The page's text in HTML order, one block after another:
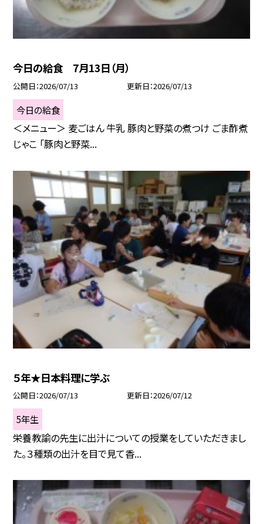
今日の給食 7月13日（月）
公開日 2026/07/13 更新日 2026/07/13
今日の給食
＜メニュー＞ 麦ごはん 牛乳 豚肉と野菜の煮つけ ごま酢煮
じゃこ 「豚肉と野菜...
５年★日本料理に学ぶ
公開日 2026/07/13 更新日 2026/07/12
5年生
栄養教諭の先生に出汁についての授業をしていただきまし
た。３種類の出汁を目で見て香...